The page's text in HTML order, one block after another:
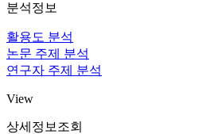
분석정보
활용도 분석
논문 주제 분석
연구자 주제 분석
View
상세정보조회